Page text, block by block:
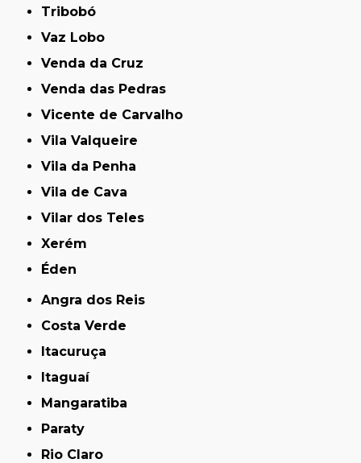
Tribobó
Vaz Lobo
Venda da Cruz
Venda das Pedras
Vicente de Carvalho
Vila Valqueire
Vila da Penha
Vila de Cava
Vilar dos Teles
Xerém
Éden
Angra dos Reis
Costa Verde
Itacuruça
Itaguaí
Mangaratiba
Paraty
Rio Claro